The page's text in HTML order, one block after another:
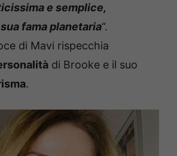
e semplice,
fama planetaria“.
di Mavi rispecchia
di Brooke e il suo
.